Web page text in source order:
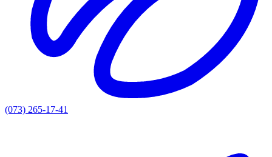
(073) 265-17-41